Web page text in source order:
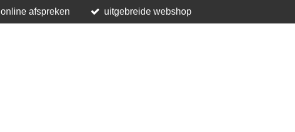
online afspreken uitgebreide webshop